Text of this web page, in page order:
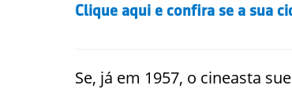
Clique aqui e confira se a sua
Se, já em 1957, o cineasta